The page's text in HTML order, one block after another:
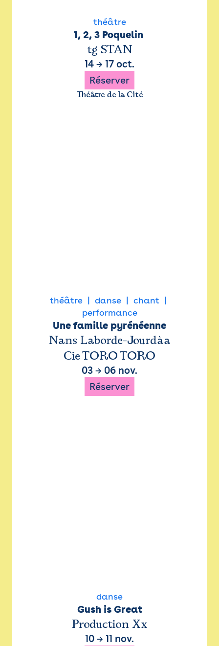
théâtre
1, 2, 3 Poquelin
tg STAN
14 → 17 oct.
Réserver
Théâtre de la Cité
théâtre danse
chant
performance
Une famille pyrénéenne
Nans Laborde-Jourdàa
Cie TORO TORO
03 → 06 nov.
Réserver
danse
Gush is Great
Production Xx
10 → 11 nov.